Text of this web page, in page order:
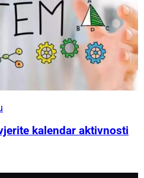
kalendar aktivnosti